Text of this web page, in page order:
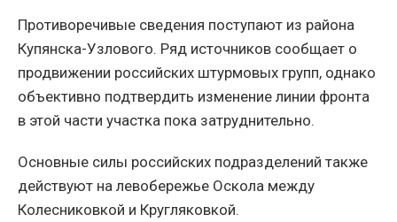
Противоречивые сведения поступают из района
Купянска-Узлового. Ряд источников сообщает о
продвижении российских штурмовых групп, однако
объективно подтвердить изменение линии фронта
в этой части участка пока затруднительно.
Основные силы российских подразделений также
действуют на левобережье Оскола между
Колесниковкой и Кругляковкой.